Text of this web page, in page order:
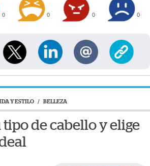
0 0 0 0
Y ESTILO / BELLEZA
de cabello y elige